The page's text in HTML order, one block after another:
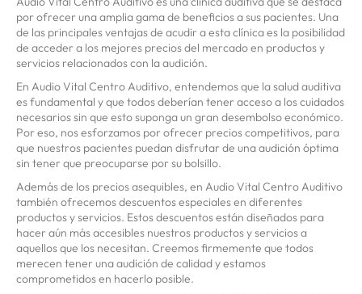
por ofrecer una amplia gama de beneficios a sus pacientes. Una
de las principales ventajas de acudir a esta clínica es la posibilidad
de acceder a los mejores precios del mercado en productos y
servicios relacionados con la audición.
En Audio Vital Centro Auditivo, entendemos que la salud auditiva
es fundamental y que todos deberían tener acceso a los cuidados
necesarios sin que esto suponga un gran desembolso económico.
Por eso, nos esforzamos por ofrecer precios competitivos, para
que nuestros pacientes puedan disfrutar de una audición óptima
sin tener que preocuparse por su bolsillo.
Además de los precios asequibles, en Audio Vital Centro Auditivo
también ofrecemos descuentos especiales en diferentes
productos y servicios. Estos descuentos están diseñados para
hacer aún más accesibles nuestros productos y servicios a
aquellos que los necesitan. Creemos firmemente que todos
merecen tener una audición de calidad y estamos
comprometidos en hacerlo posible.